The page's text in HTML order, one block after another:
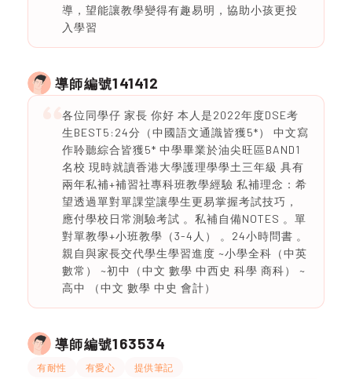
導，望能讓教學變得有趣易明，協助小孩更投
入學習
導師編號141412
各位同學仔 家長 你好 本人是2022年度DSE考
生BEST5:24分（中國語文通識皆獲5*） 中文寫
作聆聽綜合皆獲5* 中學畢業於油尖旺區BAND1
名校 現時就讀香港大學護理學學土三年級 具有
兩年私補+補習社專科班教學經驗 私補理念：希
望透過單對單課堂讓學生更易掌握考試技巧，
應付學校日常測驗考試 。私補自備NOTES 。單
對單教學+小班教學（3-4人） 。24小時問書 。
親自與家長交代學生學習進度 ~小學全科（中英
數常） ~初中（中文 數學 中西史 科學 商科） ~
高中 （中文 數學 中史 會計）
導師編號163534
有耐性 有愛心 提供筆記